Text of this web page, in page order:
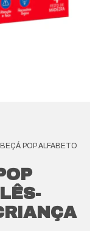
POP ALFABETO